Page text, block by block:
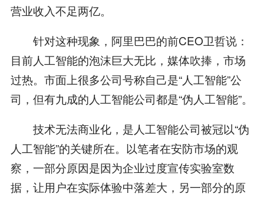
营业收入不足两亿。
针对这种现象，阿里巴巴的前CEO卫哲说：
目前人工智能的泡沫巨大无比，媒体吹捧，市场
过热。市面上很多公司号称自己是“人工智能”公
司，但有九成的人工智能公司都是“伪人工智能”。
技术无法商业化，是人工智能公司被冠以“伪
人工智能”的关键所在。以笔者在安防市场的观
察，一部分原因是因为企业过度宣传实验室数
据，让用户在实际体验中落差大，另一部分的原